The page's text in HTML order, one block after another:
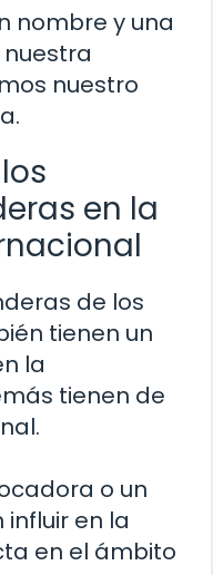
nombre y una
nuestro
en la
de los
tienen un
la
tienen de
o un
en la
en el ámbito